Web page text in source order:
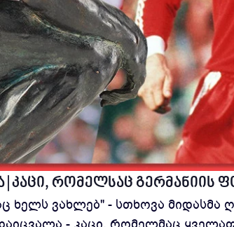
| კაცი, რომელსაც გერმანიის
ხელს ვახლებ" - სთხოვა მიდასმა